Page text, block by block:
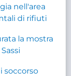
nell'area
di rifiuti
la mostra
soccorso